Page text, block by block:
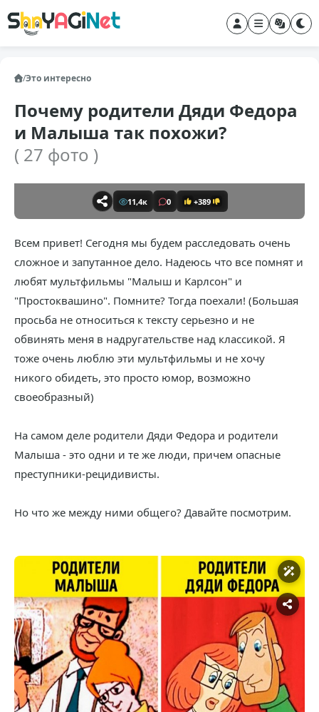
/Это интересно
Почему родители Дяди Федора
и Малыша так похожи?
( 27 фото )
11,4к 0 +389
Всем привет! Сегодня мы будем расследовать очень
сложное и запутанное дело. Надеюсь что все помнят и
любят мультфильмы "Малыш и Карлсон" и
"Простоквашино". Помните? Тогда поехали! (Большая
просьба не относиться к тексту серьезно и не
обвинять меня в надругательстве над классикой. Я
тоже очень люблю эти мультфильмы и не хочу
никого обидеть, это просто юмор, возможно
своеобразный)
На самом деле родители Дяди Федора и родители
Малыша - это одни и те же люди, причем опасные
преступники-рецидивисты.
Но что же между ними общего? Давайте посмотрим.